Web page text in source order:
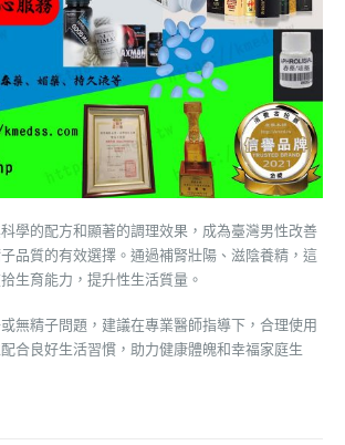
學的配方和顯著的調理效果，成為臺灣男性改善
品質的有效選擇。通過補腎壯陽、滋陰養精，這
生育能力，提升性生活質量。
無精子問題，建議在專業醫師指導下，合理使用
合良好生活習慣，助力健康體魄和幸福家庭生